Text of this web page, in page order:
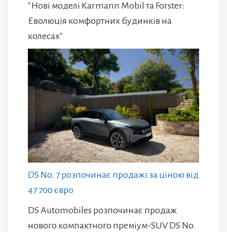
"Нові моделі Karmann Mobil та Forster:
Еволюція комфортних будинків на
колесах"
DS No. 7 розпочинає продажі за ціною від
47 700 євро
DS Automobiles розпочинає продаж
нового компактного преміум-SUV DS No.